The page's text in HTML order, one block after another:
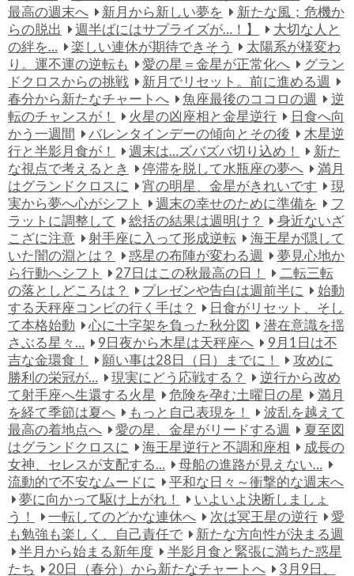
最高の週末へ
新月から新しい夢を
新たな風；危機か
らの脱出
週半ばにはサプライズが…！】
大切な人と
の絆を…
楽しい連休が期待できそう
太陽系が様変わ
り。運不運の逆転も
愛の星＝金星が正常化へ
グラン
ドクロスからの挑戦
新月でリセット。前に進める週
春分から新たなチャートへ
魚座最後のココロの週
逆
転のチャンスが！
火星の凶座相と金星逆行
日食へ向
かう一週間
バレンタインデーの傾向とその後
木星逆
行と半影月食が！
週末は…ズバズバ切り込め！
新た
な視点で考えるとき
停滞を脱して水瓶座の夢へ
満月
はグランドクロスに
宵の明星、金星がきれいです
現
実から夢へ心がシフト
週末の幸せのために準備を
フ
ラットに調整して
総括の結果は週明け？
身近ないざ
こざに注意
射手座に入って形成逆転
海王星が隠して
いた闇の淵とは？
惑星の布陣が変わる週
夢見心地か
ら行動へシフト
27日はこの秋最高の日！
二転三転
の落としどころは？
プレゼンや告白は週前半に
始動
する天秤座コンビの行く手は？
日食がリセット、そし
て本格始動
心に十字架を負った秋分図
潜在意識を揺
さぶる星々…
9日夜から木星は天秤座へ
9月1日は不
吉な金環食！
願い事は28日（日）までに！
攻めに
勝利の栄冠が…
現実にどう応戦する？
逆行から改め
て射手座へ生還する火星
危険を孕む土曜日の星
満月
を経て季節は夏へ
もっと自己表現を！
波乱を越えて
最高の着地点へ
愛の星、金星がリードする週
夏至図
はグランドクロスに
海王星逆行と不調和座相
成長の
女神、セレスが支配する…
母船の進路が見えない…
流動的で不安なムードに
平和な日々～衝撃的な週末へ
夢に向かって駆け上がれ！
いよいよ決断しましょ
う！
一転してのどかな連休へ 次は冥王星の逆行
愛
も勉強も楽しく、自己責任で
新たな方向性が決まる週
半月から始まる新年度
半影月食と緊張に満ちた惑星
たち
20日（春分）から新たなチャートへ 3月9日、